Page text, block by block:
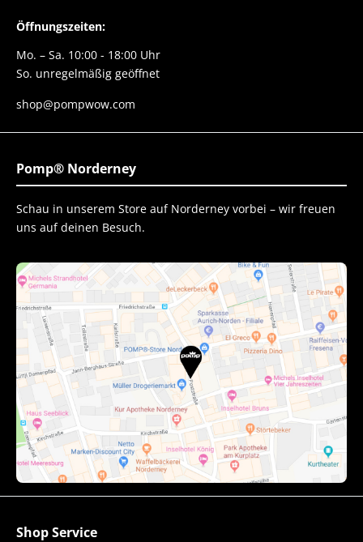
Öffnungszeiten:
Mo. – Sa. 10:00 - 18:00 Uhr
So. unregelmäßig geöffnet
shop@pompwow.com
Pomp® Norderney
Schau in unserem Store auf Norderney vorbei – wir freuen
uns auf deinen Besuch.
Shop Service